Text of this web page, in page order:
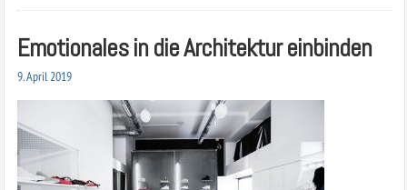
Emotionales in die Architektur einbinden
9. April 2019